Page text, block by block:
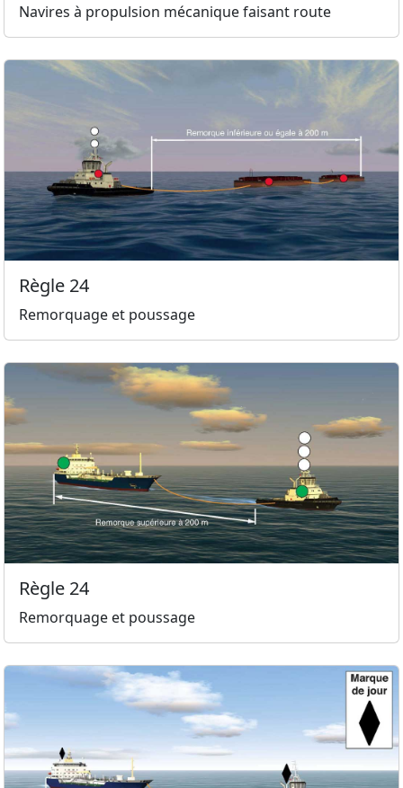
Navires à propulsion mécanique faisant route
Règle 24
Remorquage et poussage
Règle 24
Remorquage et poussage